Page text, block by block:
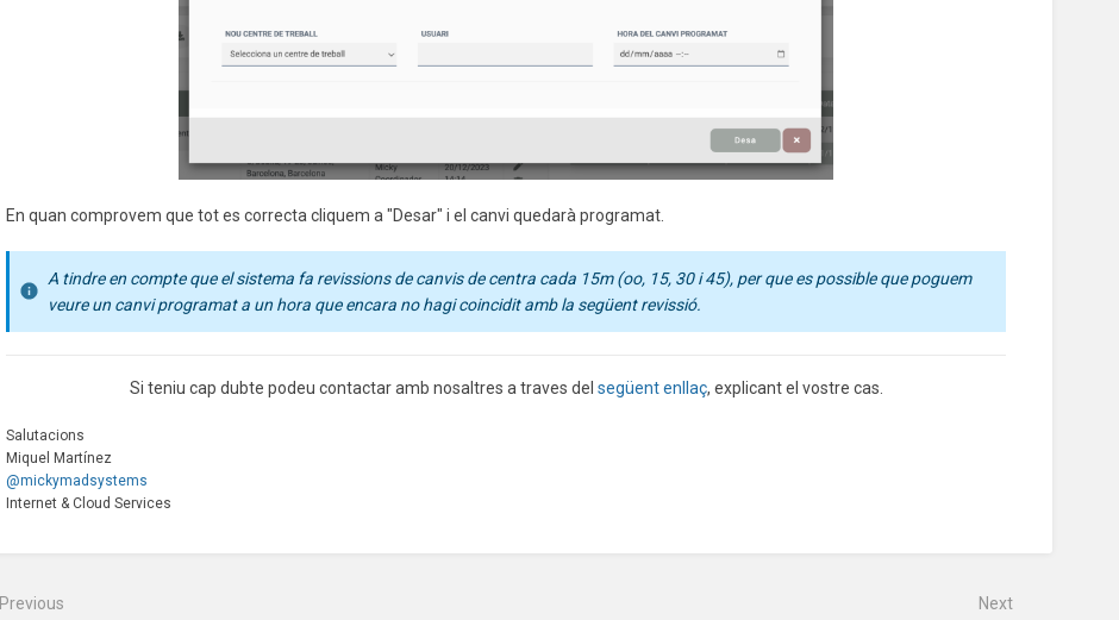
En quan comprovem que tot es correcta cliquem a "Desar" i el canvi quedarà programat.
A tindre en compte que el sistema fa revissions de canvis de centra cada 15m (oo, 15, 30 i 45), per que es possible que poguem
veure un canvi programat a un hora que encara no hagi coincidit amb la següent revissió.
Si teniu cap dubte podeu contactar amb nosaltres a traves del següent enllaç, explicant el vostre cas.
Salutacions
Miquel Martínez
@mickymadsystems
Internet & Cloud Services
Previous Next